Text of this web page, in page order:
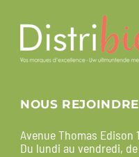
NOUS REJOINDRE
Avenue Thomas Edison
Du lundi au vendredi, de